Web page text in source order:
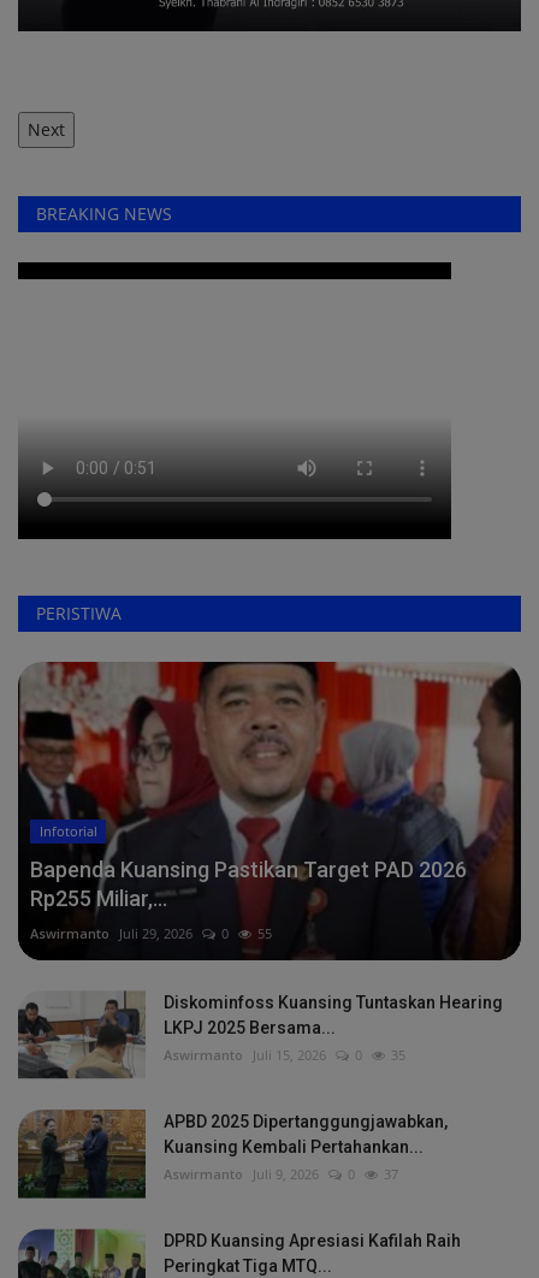
Next
BREAKING NEWS
PERISTIWA
Infotorial
Bapenda Kuansing Pastikan Target PAD 2026
Rp255 Miliar,...
Aswirmanto Juli 29, 2026 0 55
Diskominfoss Kuansing Tuntaskan Hearing
LKPJ 2025 Bersama...
Aswirmanto Juli 15, 2026 0 35
APBD 2025 Dipertanggungjawabkan,
Kuansing Kembali Pertahankan...
Aswirmanto Juli 9, 2026 0 37
DPRD Kuansing Apresiasi Kafilah Raih
Peringkat Tiga MTQ...